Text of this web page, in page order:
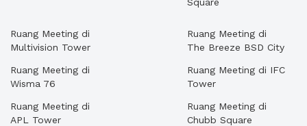
Ruang Meeting di
Multivision Tower
Ruang Meeting di
Wisma 76
Ruang Meeting di
APL Tower
Ruang Meeting di
The Breeze BSD City
Ruang Meeting di IFC
Tower
Ruang Meeting di
Chubb Square